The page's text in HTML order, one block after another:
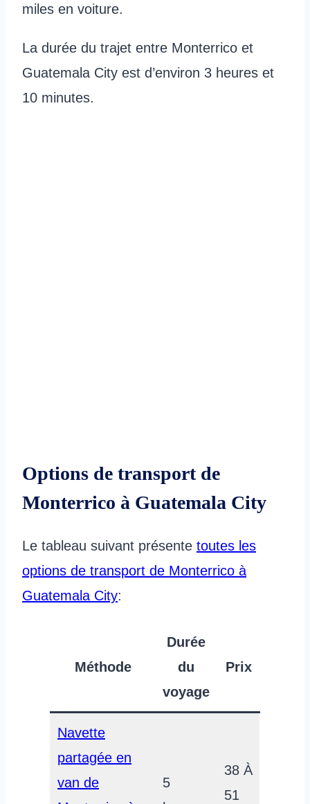
miles en voiture.
La durée du trajet entre Monterrico et
Guatemala City est d’environ 3 heures et
10 minutes.
Options de transport de
Monterrico à Guatemala City
Le tableau suivant présente toutes les
options de transport de Monterrico à
Guatemala City:
Méthode
Durée
du
voyage
Prix
Navette
partagée en
van de
5
38 À
51